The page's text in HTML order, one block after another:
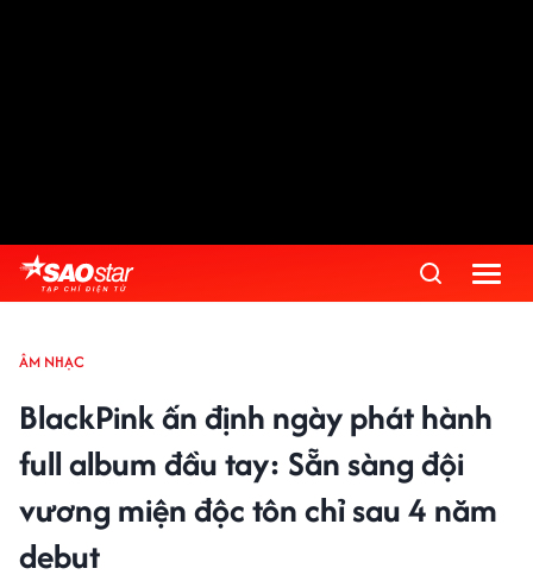
ÂM NHẠC
BlackPink ấn định ngày phát hành
full album đầu tay: Sẵn sàng đội
vương miện độc tôn chỉ sau 4 năm
debut